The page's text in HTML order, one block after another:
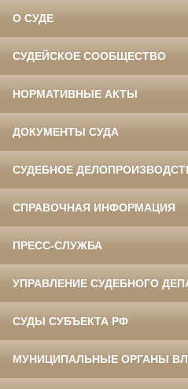
О СУДЕ
СУДЕЙСКОЕ СООБЩЕСТВО
НОРМАТИВНЫЕ АКТЫ
ДОКУМЕНТЫ СУДА
СУДЕБНОЕ
СПРАВОЧНАЯ ИНФОРМАЦИЯ
ПРЕСС-СЛУЖБА
УПРАВЛЕНИЕ СУДЕБНОГО
СУДЫ СУБЪЕКТА РФ
МУНИЦИПАЛЬНЫЕ ОРГАНЫ